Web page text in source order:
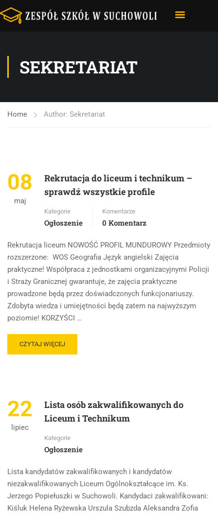
SEKRETARIAT
Home Author: Sekretariat
08
maj
Rekrutacja do liceum i technikum –
sprawdź wszystkie profile
Kategorie
Ogłoszenie
Komentarze
0 Komentarz
Rekrutacja liceum NOWOŚĆ PROFIL MUNDUROWY Przedmioty
rozszerzone: WOS Geografia Język angielski Zajęcia
praktyczne! Współpraca z jednostkami organizacyjnymi Policji
i Straży Granicznej gwarantuje, że zajęcia praktyczne
prowadzone będą przez doświadczonych funkcjonariuszy.
Zdobyta wiedza i umiejętności będą zatem na najwyższym
poziomie! KORZYŚCI …
CZYTAJ WIĘCEJ
22
lipiec
Lista osób zakwalifikowanych do
Liceum i Technikum
Kategorie
Ogłoszenie
Lista kandydatów zakwalifikowanych i kandydatów
niezakwalifikowanych Liceum Ogólnokształcące im. Ks.
Jerzego Popiełuszki w Suchowoli. Kandydaci zakwalifikowani:
Kiśluk Helena Ryżewska Urszula Szubzda Aleksandra Zofia